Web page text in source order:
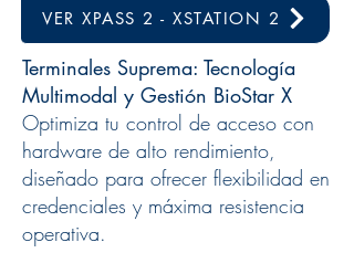
VER XPASS 2 - XSTATION 2
Terminales Suprema: Tecnología
Multimodal y Gestión BioStar X
Optimiza tu control de acceso con
hardware de alto rendimiento,
diseñado para ofrecer flexibilidad en
credenciales y máxima resistencia
operativa.